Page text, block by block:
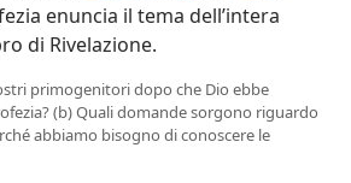
enuncia il tema dell’intera
di Rivelazione.
primogenitori dopo che Dio ebbe
(b) Quali domande sorgono riguardo
abbiamo bisogno di conoscere le